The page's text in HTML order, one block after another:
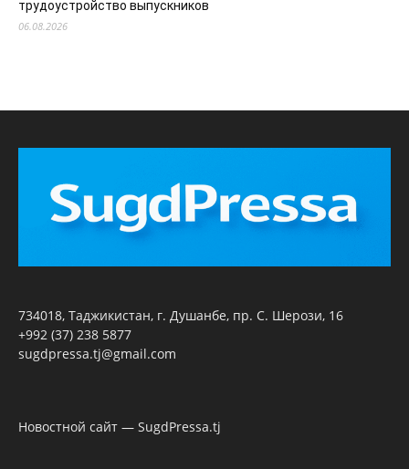
трудоустройство выпускников
06.08.2026
734018, Таджикистан, г. Душанбе, пр. С. Шерози, 16
+992 (37) 238 5877
sugdpressa.tj@gmail.com
Новостной сайт — SugdPressa.tj